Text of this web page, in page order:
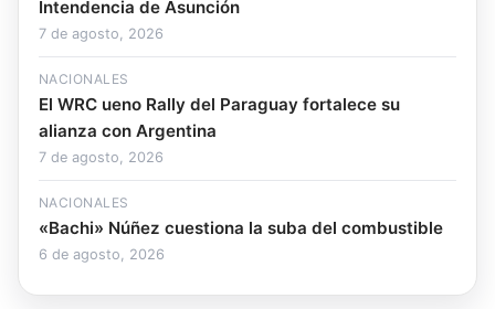
Intendencia de Asunción
7 de agosto, 2026
NACIONALES
El WRC ueno Rally del Paraguay fortalece su
alianza con Argentina
7 de agosto, 2026
NACIONALES
«Bachi» Núñez cuestiona la suba del combustible
6 de agosto, 2026